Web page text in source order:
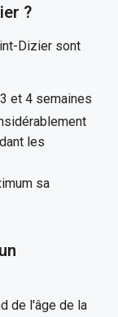
?
Dizier sont
et 4 semaines
les
sa
de l'âge de la